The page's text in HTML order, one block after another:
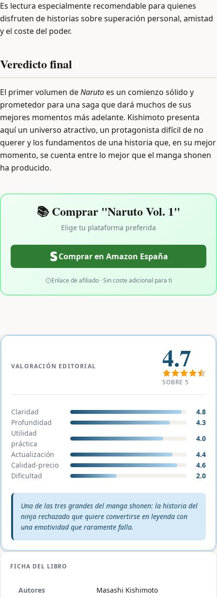
Es lectura especialmente recomendable para quienes
disfruten de historias sobre superación personal, amistad
y el coste del poder.
Veredicto final
El primer volumen deNarutoes un comienzo sólido y
prometedor para una saga que dará muchos de sus
mejores momentos más adelante. Kishimoto presenta
aquí un universo atractivo, un protagonista difícil de no
querer y los fundamentos de una historia que, en su mejor
momento, se cuenta entre lo mejor que el manga shonen
ha producido.
📚 Comprar "Naruto Vol. 1"
Elige tu plataforma preferida
Comprar en Amazon España
Enlace de afiliado · Sin coste adicional para ti
VALORACIÓN EDITORIAL 4.7
SOBRE 5
Claridad
4.8
Profundidad
4.3
Utilidad
práctica
4.0
Actualización
4.4
Calidad-precio
4.6
Dificultad
2.0
Veredicto editorial:
Una de las tres grandes del manga shonen: la historia del
ninja rechazado que quiere convertirse en leyenda con
una emotividad que raramente falla.
FICHA DEL LIBRO
Autores Masashi Kishimoto